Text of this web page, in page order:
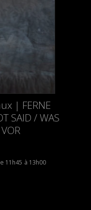
| FERNE
SAID / WAS
11h45 13h00